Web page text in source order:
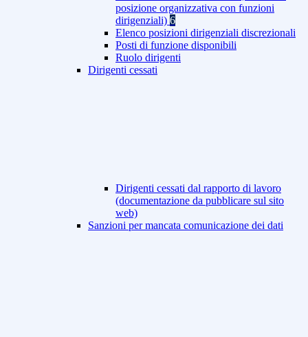
posizione organizzativa con funzioni
dirigenziali) 6
Elenco posizioni dirigenziali discrezionali
Posti di funzione disponibili
Ruolo dirigenti
Dirigenti cessati
Dirigenti cessati dal rapporto di lavoro
(documentazione da pubblicare sul sito
web)
Sanzioni per mancata comunicazione dei dati